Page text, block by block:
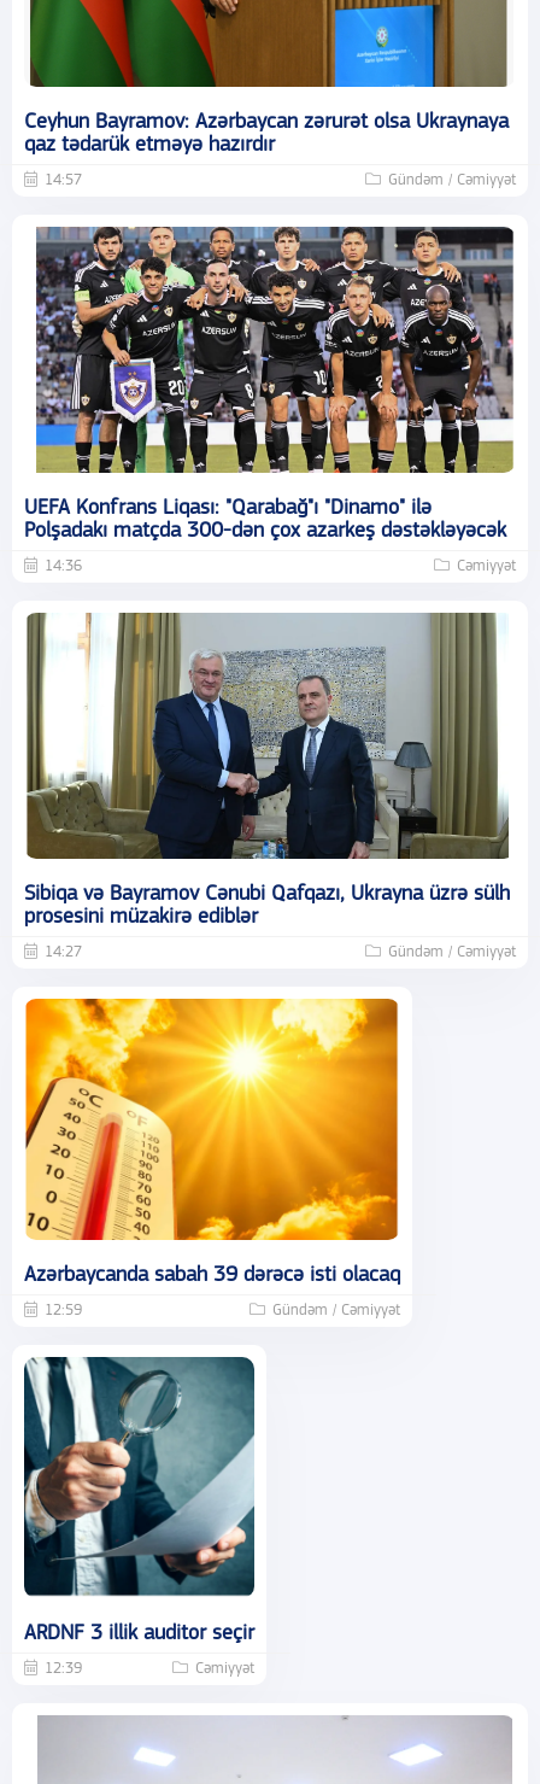
Ceyhun Bayramov: Azərbaycan zərurət olsa Ukraynaya
qaz tədarük etməyə hazırdır
14:57 Gündəm / Cəmiyyət
UEFA Konfrans Liqası: "Qarabağ"ı "Dinamo" ilə
Polşadakı matçda 300-dən çox azarkeş dəstəkləyəcək
14:36 Cəmiyyət
Sibiqa və Bayramov Cənubi Qafqazı, Ukrayna üzrə sülh
prosesini müzakirə ediblər
14:27 Gündəm / Cəmiyyət
Azərbaycanda sabah 39 dərəcə isti olacaq
12:59 Gündəm / Cəmiyyət
ARDNF 3 illik auditor seçir
12:39 Cəmiyyət